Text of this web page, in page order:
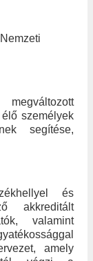
személyek
segítése,
és
akkreditált
valamint
amely